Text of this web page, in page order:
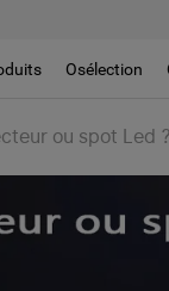
Osélection
ou spot Led ?